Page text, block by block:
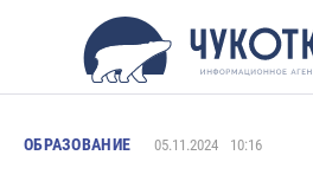
ОБРАЗОВАНИЕ 05.11.2024 10:16